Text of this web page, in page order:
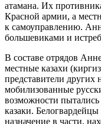
атамана. Их
Красной армии, а
к самоуправлению.
большевиками и
В составе отрядов
местные казахи
представители других
мобилизованные
возможности пытались
казаки.
назначение в части,